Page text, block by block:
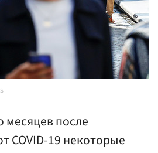
месяцев после
COVID-19 некоторые